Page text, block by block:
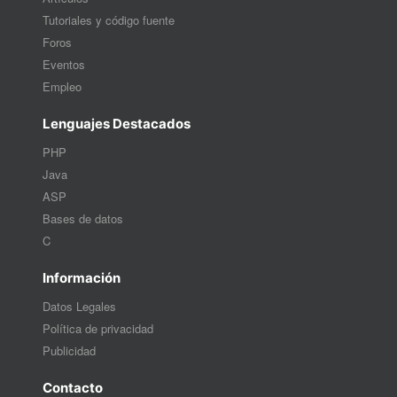
Tutoriales y código fuente
Foros
Eventos
Empleo
Lenguajes Destacados
PHP
Java
ASP
Bases de datos
C
Información
Datos Legales
Política de privacidad
Publicidad
Contacto